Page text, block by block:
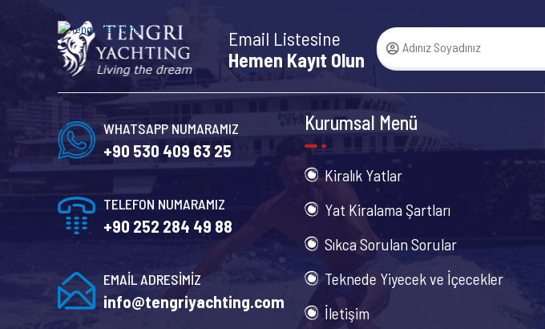
Email Listesine
Hemen Kayıt Olun
WHATSAPP NUMARAMIZ
+90 530 409 63 25
TELEFON NUMARAMIZ
+90 252 284 49 88
EMAİL ADRESİMİZ
info@tengriyachting.com
Kurumsal Menü
Kiralık Yatlar
Yat Kiralama Şartları
Sıkca Sorulan Sorular
Teknede Yiyecek ve İçecekler
İletişim